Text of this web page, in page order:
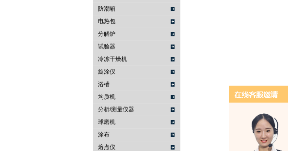
防潮箱
电热包
分解炉
试验器
冷冻干燥机
旋涂仪
浴槽
均质机
分析/测量仪器
球磨机
涂布
熔点仪